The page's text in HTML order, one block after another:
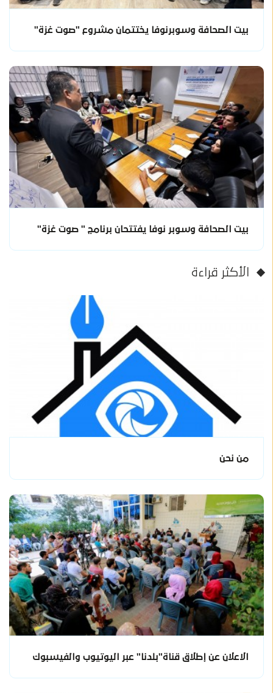
بيت الصحافة وسوبرنوفا يختتمان مشروع "صوت غزة"
بيت الصحافة وسوبر نوفا يفتتحان برنامج " صوت غزة"
الأكثر قراءة
من نحن
الاعلان عن إطلاق قناة"بلدنا" عبر اليوتيوب والفيسبوك